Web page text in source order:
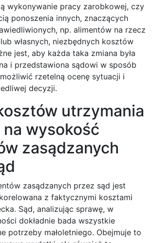
wykonywanie pracy zarobkowej, czy
ponoszenia innych, znaczących
np. alimentów na rzecz
własnych, niezbędnych kosztów
jest, aby każda taka zmiana była
i przedstawiona sądowi w sposób
rzetelną ocenę sytuacji i
decyzji.
utrzymania
wysokość
zasądzanych
zasądzanych przez sąd jest
z faktycznymi kosztami
Sąd, analizując sprawę, w
dokładnie bada wszystkie
potrzeby małoletniego. Obejmuje to